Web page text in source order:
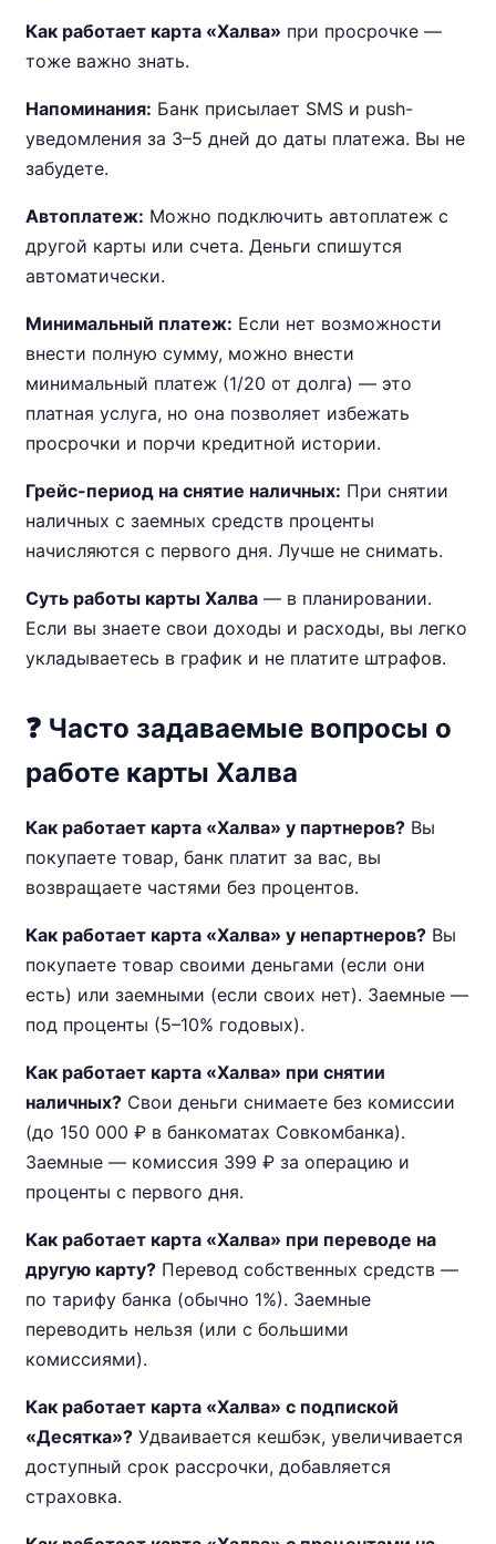
Как работает карта «Халва» при просрочке —
тоже важно знать.
Напоминания: Банк присылает SMS и push-
уведомления за 3–5 дней до даты платежа. Вы не
забудете.
Автоплатеж: Можно подключить автоплатеж с
другой карты или счета. Деньги спишутся
автоматически.
Минимальный платеж: Если нет возможности
внести полную сумму, можно внести
минимальный платеж (1/20 от долга) — это
платная услуга, но она позволяет избежать
просрочки и порчи кредитной истории.
Грейс-период на снятие наличных: При снятии
наличных с заемных средств проценты
начисляются с первого дня. Лучше не снимать.
Суть работы карты Халва — в планировании.
Если вы знаете свои доходы и расходы, вы легко
укладываетесь в график и не платите штрафов.
❓ Часто задаваемые вопросы о
работе карты Халва
Как работает карта «Халва» у партнеров? Вы
покупаете товар, банк платит за вас, вы
возвращаете частями без процентов.
Как работает карта «Халва» у непартнеров? Вы
покупаете товар своими деньгами (если они
есть) или заемными (если своих нет). Заемные —
под проценты (5–10% годовых).
Как работает карта «Халва» при снятии
наличных? Свои деньги снимаете без комиссии
(до 150 000 ₽ в банкоматах Совкомбанка).
Заемные — комиссия 399 ₽ за операцию и
проценты с первого дня.
Как работает карта «Халва» при переводе на
другую карту? Перевод собственных средств —
по тарифу банка (обычно 1%). Заемные
переводить нельзя (или с большими
комиссиями).
Как работает карта «Халва» с подпиской
«Десятка»? Удваивается кешбэк, увеличивается
доступный срок рассрочки, добавляется
страховка.